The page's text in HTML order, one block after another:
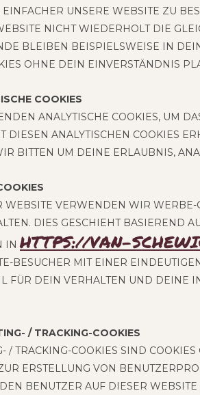
UNSE­RE WEB­SITE ZU
NICHT WIE­DER­HOLT DIE
BLEI­BEN BEI­SPIELS­WEI­SE IN
OHNE DEIN EIN­VER­STÄND­NIS
COOKIES
ANA­LY­TI­SCHE COO­KIES, UM
DIE­SEN ANA­LY­TI­SCHEN COO­KIES
BIT­TEN UM DEINE ERLAUB­NIS,
WEB­SITE VER­WEN­DEN WIR
DIES GESCHIEHT BASIE­REND
INHTTPS://VAN-
BESU­CHER MIT EINER
FÜR DEIN VER­HAL­TEN UND DEINE
/ TRACKING-COOKIES
/ TRACK­ING-COO­KIES SIND
ERSTEL­LUNG VON
BENUT­ZER AUF DIE­SER